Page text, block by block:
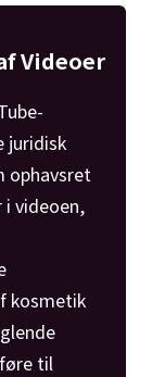
Videoer
juridisk
ophavsret
videoen,
kosmetik
til